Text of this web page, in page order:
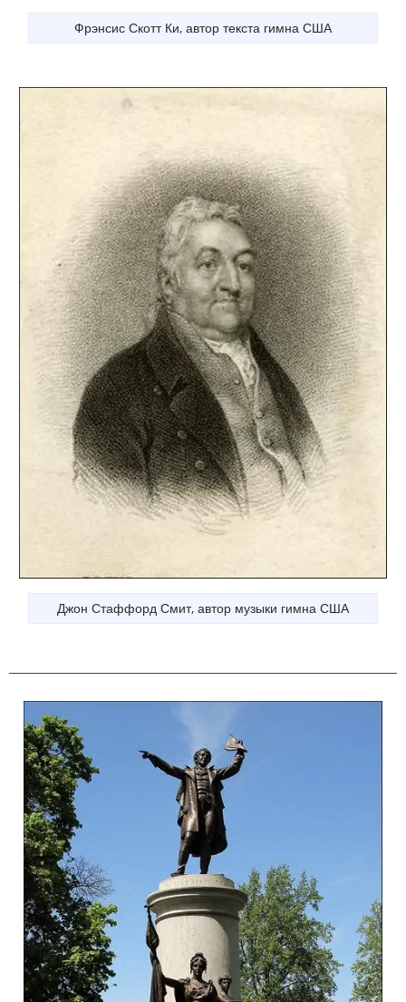
Фрэнсис Скотт Ки, автор текста гимна США
Джон Стаффорд Смит, автор музыки гимна США